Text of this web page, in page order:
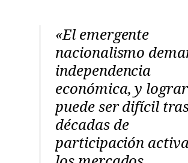
«El emergente
nacionalismo
independencia
económica, y
puede ser difícil
décadas de
participación